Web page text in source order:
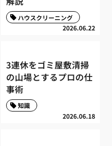
2026.06.22
ハウスクリーニング
3連休をゴミ屋敷清掃
の山場とするプロの仕
事術
2026.06.18
知識